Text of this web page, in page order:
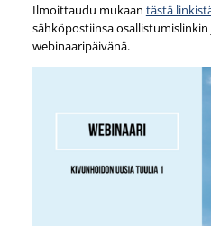
Ilmoittaudu mukaan tästä
sähköpostiinsa
webinaaripäivänä.